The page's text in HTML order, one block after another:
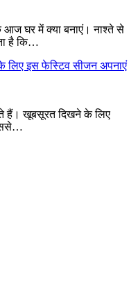
आज घर में क्या बनाएं। नाश्ते से
है कि…
लिए इस फेस्टिव सीजन अपनाएं
हैं। खूबसूरत दिखने के लिए